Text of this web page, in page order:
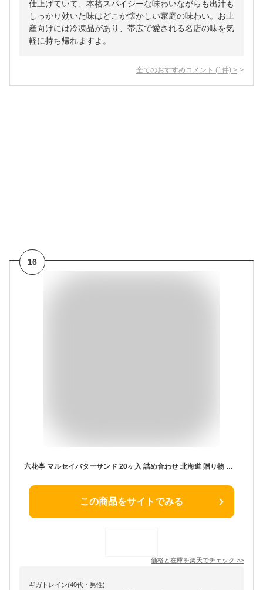
仕上げていて、本格スパイシーな味わいながらも出汁も
しっかり効いた味はどこか懐かしい家庭の味わい。お土
産向けには冷凍品があり、帯広で愛される名店の味を気
軽に持ち帰れますよ。
全てのおすすめコメント (1 件) >
16
六花亭 マルセイバターサンド 20ヶ入 詰め合わせ 北海道 贈り物 ギフト 熨斗 まとめ買い 人気 商品 マルセイ お返し お菓子 チョコ以外 ばらまき 個包装 プレゼント 卒業 転勤 異動 2025 お土産 レーズンサンド 帯広 有名 お中元 御中元 お歳暮 御歳暮 敬老の日 孫から
この商品をサイトでみる
価格と在庫を楽天でチェック >>
ギガトレイン(40代・男性)